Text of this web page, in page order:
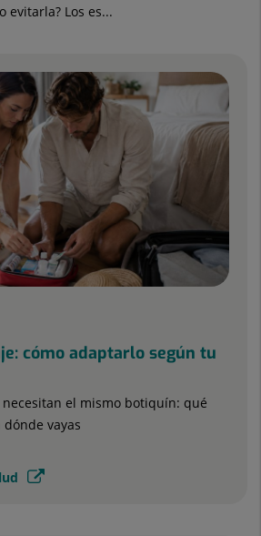
evitarla? Los es...
cómo adaptarlo según tu
necesitan el mismo botiquín: qué
vayas